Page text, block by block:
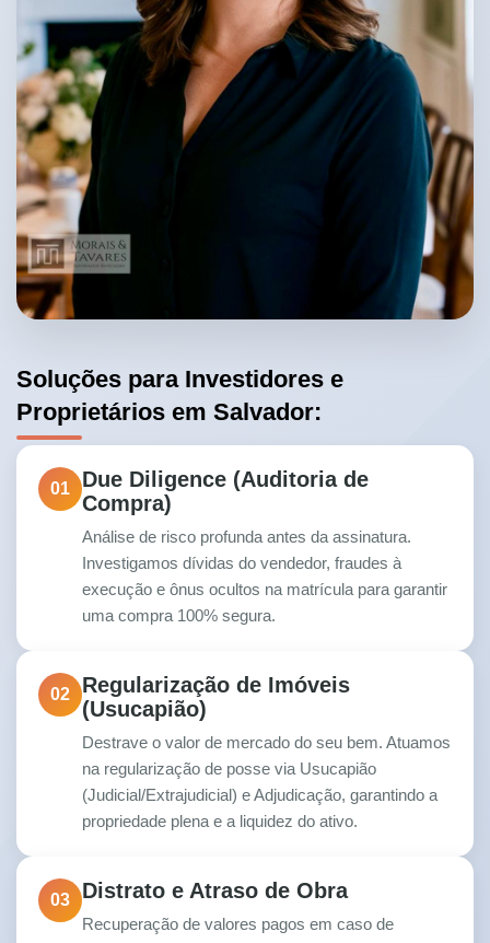
Soluções para Investidores e
Proprietários em Salvador:
01
Due Diligence (Auditoria de
Compra)
Análise de risco profunda antes da assinatura.
Investigamos dívidas do vendedor, fraudes à
execução e ônus ocultos na matrícula para garantir
uma compra 100% segura.
02
Regularização de Imóveis
(Usucapião)
Destrave o valor de mercado do seu bem. Atuamos
na regularização de posse via Usucapião
(Judicial/Extrajudicial) e Adjudicação, garantindo a
propriedade plena e a liquidez do ativo.
03 Distrato e Atraso de Obra
Recuperação de valores pagos em caso de